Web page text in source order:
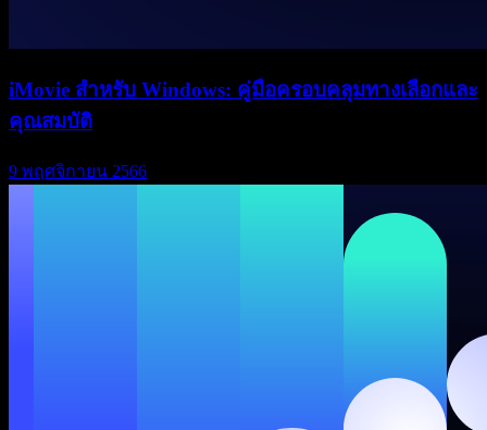
iMovie สำหรับ Windows: คู่มือครอบคลุมทางเลือกและ
คุณสมบัติ
9 พฤศจิกายน 2566